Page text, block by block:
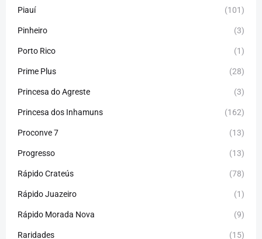
Piauí (101)
Pinheiro (3)
Porto Rico (1)
Prime Plus (28)
Princesa do Agreste (3)
Princesa dos Inhamuns (162)
Proconve 7 (13)
Progresso (13)
Rápido Crateús (78)
Rápido Juazeiro (1)
Rápido Morada Nova (9)
Raridades (15)